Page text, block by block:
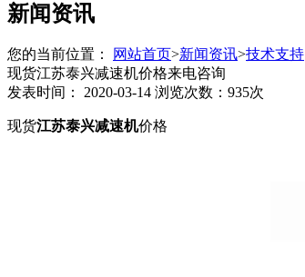
新闻资讯
您的当前位置： 网站首页>新闻资讯>技术支持
现货江苏泰兴减速机价格来电咨询
发表时间： 2020-03-14 浏览次数：935次
现货江苏泰兴减速机价格